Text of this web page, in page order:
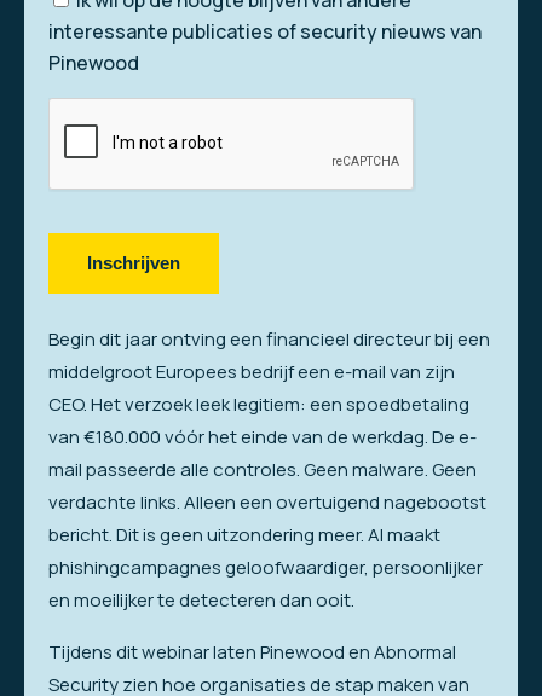
interessante publicaties of security nieuws van
Pinewood
Inschrijven
Begin dit jaar ontving een financieel directeur bij een
middelgroot Europees bedrijf een e-mail van zijn
CEO. Het verzoek leek legitiem: een spoedbetaling
van €180.000 vóór het einde van de werkdag. De e-
mail passeerde alle controles. Geen malware. Geen
verdachte links. Alleen een overtuigend nagebootst
bericht. Dit is geen uitzondering meer. AI maakt
phishingcampagnes geloofwaardiger, persoonlijker
en moeilijker te detecteren dan ooit.
Tijdens dit webinar laten Pinewood en Abnormal
Security zien hoe organisaties de stap maken van